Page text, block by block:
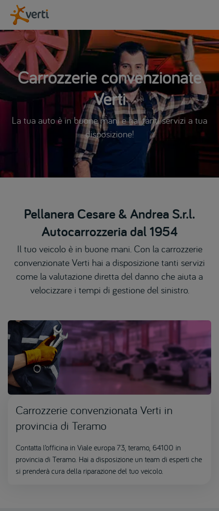
Carrozzerie convenzionate
Verti
La tua auto è in buone mani e hai tanti servizi a tua
disposizione!
Pellanera Cesare & Andrea S.r.l.
Autocarrozzeria dal 1954
Il tuo veicolo è in buone mani. Con la carrozzerie
convenzionate Verti hai a disposizione tanti servizi
come la valutazione diretta del danno che aiuta a
velocizzare i tempi di gestione del sinistro.
Carrozzerie convenzionata Verti in
provincia di Teramo
Contatta l’officina in Viale europa 73, teramo, 64100 in
provincia di Teramo. Hai a disposizione un team di esperti che
si prenderà cura della riparazione del tuo veicolo.